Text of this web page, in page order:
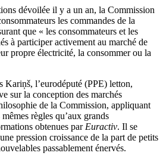
dévoilée il y a un an, la Commission
les commandes de la
que « les consommateurs et les
à participer activement au marché de
propre électricité, la consommer ou la
l’eurodéputé (PPE) letton,
sur la conception des marchés
de la Commission, appliquant
règles qu’aux grands
obtenues par Euractiv. Il se
pression croissance de la part de petits
passablement énervés.